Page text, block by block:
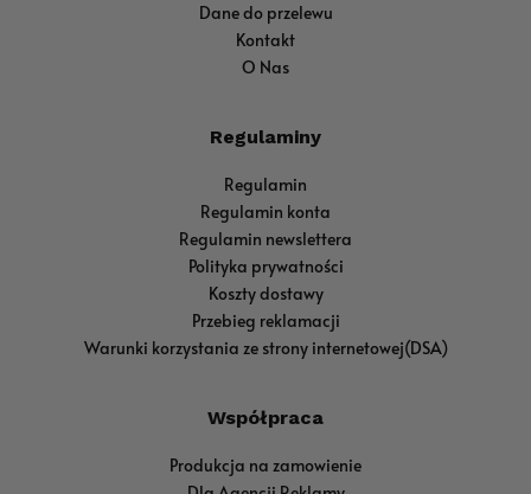
Dane do przelewu
Kontakt
O Nas
Regulaminy
Regulamin
Regulamin konta
Regulamin newslettera
Polityka prywatności
Koszty dostawy
Przebieg reklamacji
Warunki korzystania ze strony internetowej(DSA)
Współpraca
Produkcja na zamowienie